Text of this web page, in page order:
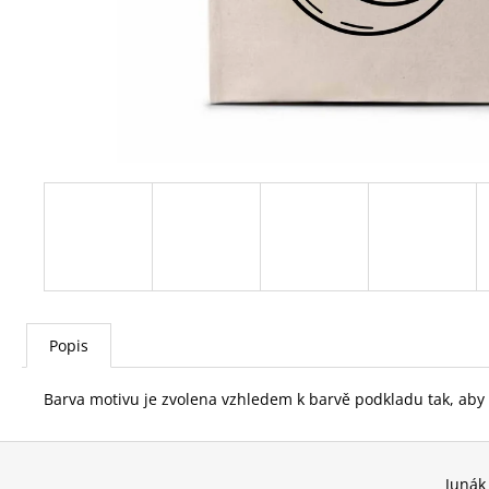
Popis
Barva motivu je zvolena vzhledem k barvě podkladu tak,
Z